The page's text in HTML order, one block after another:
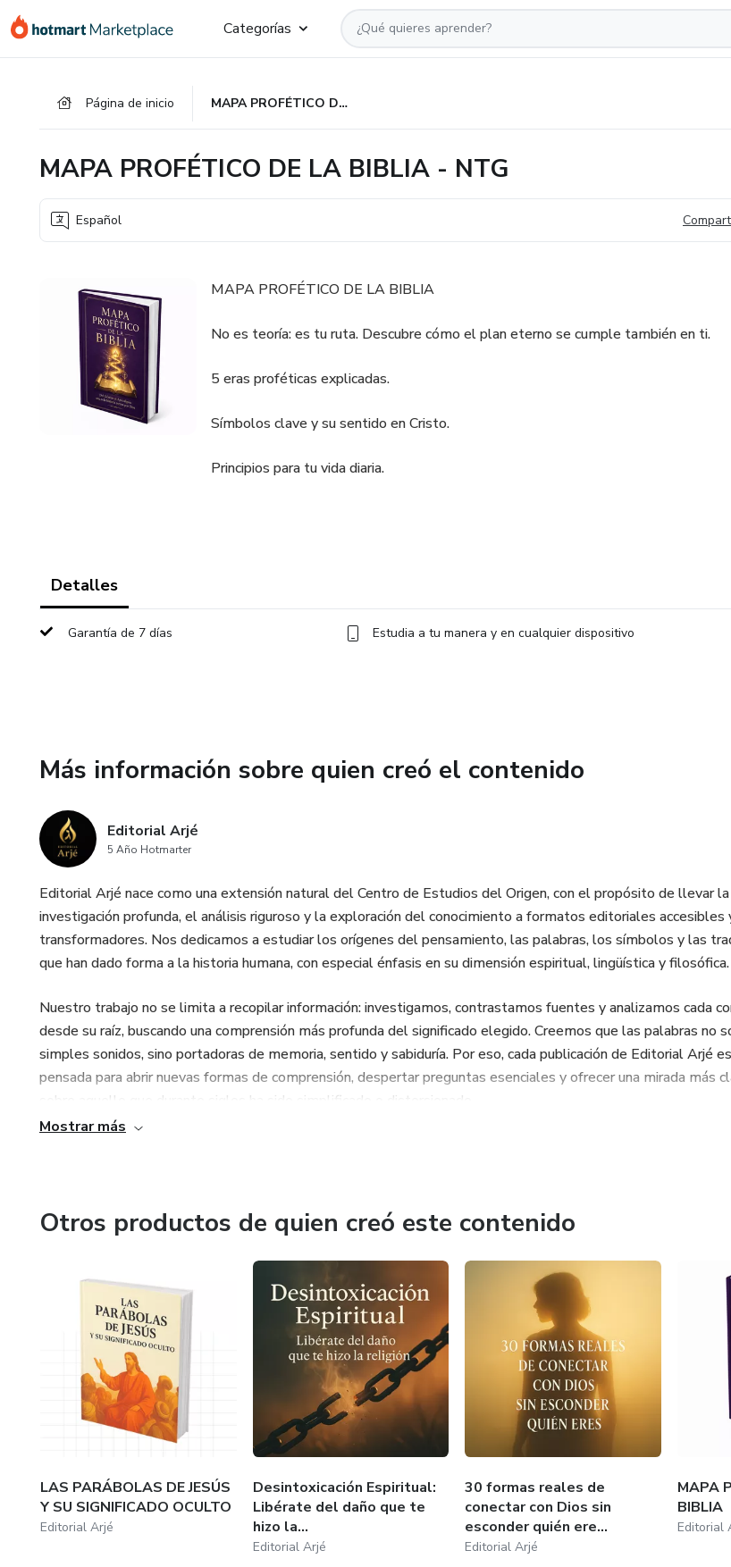
Categorías
Página de inicio MAPA PROFÉTICO DE LA BIBLIA - NTG
MAPA PROFÉTICO DE LA BIBLIA - NTG
Español
MAPA PROFÉTICO DE LA BIBLIA
No es teoría: es tu ruta. Descubre cómo el plan eterno se cumple también en ti.
5 eras proféticas explicadas.
Símbolos clave y su sentido en Cristo.
Principios para tu vida diaria.
Detalles
Garantía de 7 días Estudia a tu manera y en cualquier dispositivo
Más información sobre quien creó el contenido
Editorial Arjé
5 Año Hotmarter
Editorial Arjé nace como una extensión natural del Centro de Estudios del Origen, con el propósito de llevar la
investigación profunda, el análisis riguroso y la exploración del conocimiento a formatos editoriales accesibles
transformadores. Nos dedicamos a estudiar los orígenes del pensamiento, las palabras, los símbolos y las
que han dado forma a la historia humana, con especial énfasis en su dimensión espiritual, lingüística y filosófica.
Nuestro trabajo no se limita a recopilar información: investigamos, contrastamos fuentes y analizamos cada
desde su raíz, buscando una comprensión más profunda del significado elegido. Creemos que las palabras no
simples sonidos, sino portadoras de memoria, sentido y sabiduría. Por eso, cada publicación de Editorial Arjé
pensada para abrir nuevas formas de comprensión, despertar preguntas esenciales y ofrecer una mirada más
sobre aquello que durante siglos ha sido simplificado o distorsionado.
Mostrar más
Otros productos de quien creó este contenido
LAS PARÁBOLAS DE JESÚS
Y SU SIGNIFICADO OCULTO
Editorial Arjé
Desintoxicación Espiritual:
Libérate del daño que te
hizo la...
Editorial Arjé
30 formas reales de
conectar con Dios sin
esconder quién ere...
Editorial Arjé
MAPA
BIBLIA
Editorial